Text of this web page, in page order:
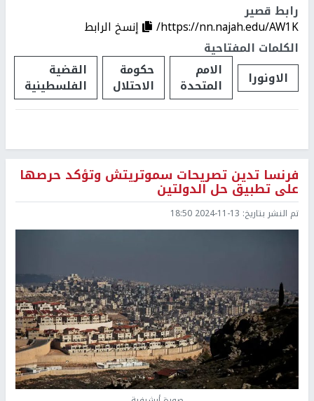
رابط قصير
https://nn.najah.edu/AW1K/
إنسخ الرابط
الكلمات المفتاحية
الاونورا
الامم
المتحدة
حكومة
الاحتلال
القضية
الفلسطينية
فرنسا تدين تصريحات سموتريتش وتؤكد حرصها
على تطبيق حل الدولتين
تم النشر بتاريخ: 2024-11-13 18:50